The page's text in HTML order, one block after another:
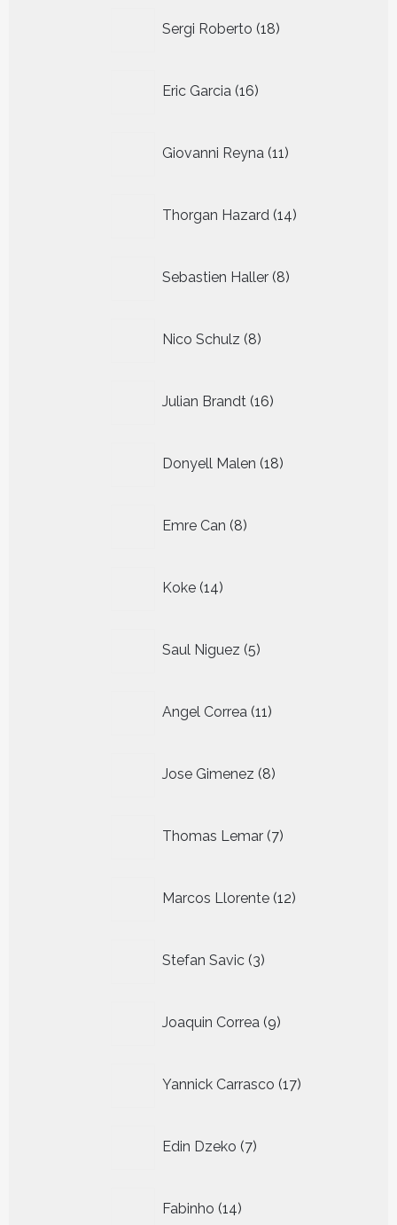
Sergi Roberto 18
producten
Eric Garcia 16
producten
Giovanni Reyna 11
producten
Thorgan Hazard 14
producten
Sebastien Haller 8
producten
Nico Schulz 8
producten
Julian Brandt 16
producten
Donyell Malen 18
producten
Emre Can 8
producten
Koke 14
producten
Saul Niguez 5
producten
Angel Correa 11
producten
Jose Gimenez 8
producten
Thomas Lemar 7
producten
Marcos Llorente 12
producten
Stefan Savic 3
producten
Joaquin Correa 9
producten
Yannick Carrasco 17
producten
Edin Dzeko 7
producten
Fabinho 14
producten